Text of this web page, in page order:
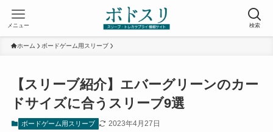
検索
メニュー
ホーム ボードゲーム用スリーブ
【スリーブ紹介】エバーグリーンのカー
ドサイズに合うスリーブ9選
ボードゲーム用スリーブ 2023年4月27日